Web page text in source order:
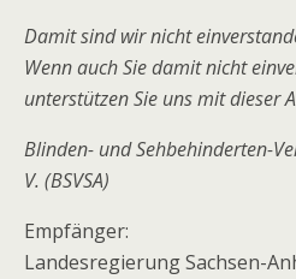
Damit sind wir nicht
Wenn auch Sie damit nicht
unterstützen Sie uns mit dieser
Blinden- und Sehbehinderten-
V. (BSVSA)
Empfänger:
Landesregierung Sachsen-